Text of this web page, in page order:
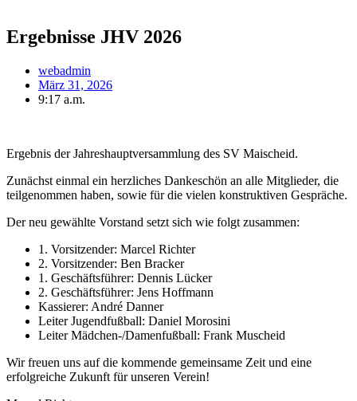
Ergebnisse JHV 2026
webadmin
März 31, 2026
9:17 a.m.
Ergebnis der Jahreshauptversammlung des SV Maischeid.
Zunächst einmal ein herzliches Dankeschön an alle Mitglieder, die
teilgenommen haben, sowie für die vielen konstruktiven Gespräche.
Der neu gewählte Vorstand setzt sich wie folgt zusammen:
1. Vorsitzender: Marcel Richter
2. Vorsitzender: Ben Bracker
1. Geschäftsführer: Dennis Lücker
2. Geschäftsführer: Jens Hoffmann
Kassierer: André Danner
Leiter Jugendfußball: Daniel Morosini
Leiter Mädchen-/Damenfußball: Frank Muscheid
Wir freuen uns auf die kommende gemeinsame Zeit und eine
erfolgreiche Zukunft für unseren Verein!